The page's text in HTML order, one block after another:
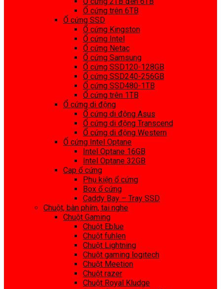
Ổ cứng trên 6TB
Ổ cứng SSD
Ổ cứng Kingston
Ổ cứng Intel
Ổ cứng Netac
Ổ cứng Samsung
Ổ cứng SSD120-128GB
Ổ cứng SSD240-256GB
Ổ cứng SSD480-1TB
Ổ cứng trên 1TB
Ổ cứng di động
Ổ cứng di động Asus
Ổ cứng di động Transcend
Ổ cứng di động Western
Ổ cứng Intel Optane
Intel Optane 16GB
Intel Optane 32GB
Cap ổ cứng
Phụ kiện ổ cứng
Box ổ cứng
Caddy Bay – Tray SSD
Chuột, bàn phím, tai nghe
Chuột Gaming
Chuột Eblue
Chuột fuhlen
Chuột Lightning
Chuột gaming logitech
Chuột Meetion
Chuột razer
Chuột Royal Kludge